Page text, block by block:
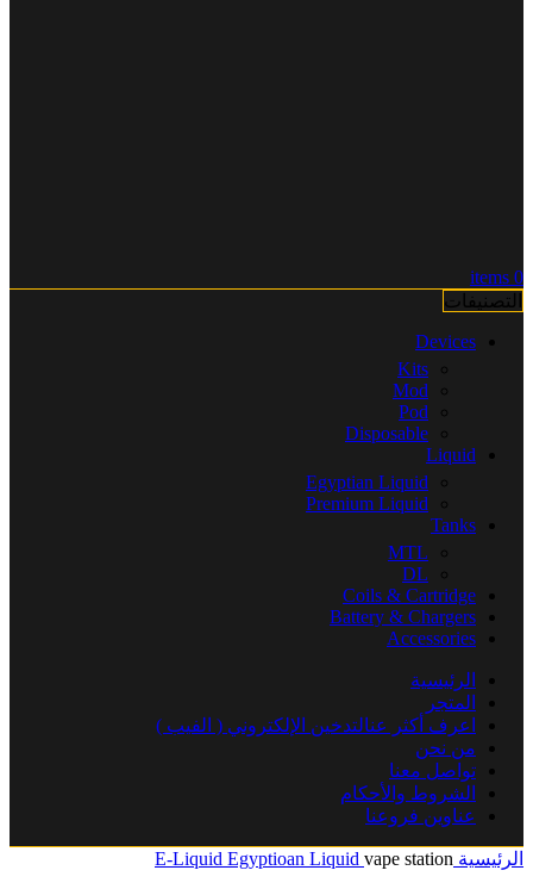
0
items
التصنيفات
Devices
Kits
Mod
Pod
Disposable
Liquid
Egyptian Liquid
Premium Liquid
Tanks
MTL
DL
Coils & Cartridge
Battery & Chargers
Accessories
الرئيسية
المتجر
اعرف أكثر عنالتدخين الإلكتروني ( الفيب )
من نحن
تواصل معنا
الشروط والأحكام
عناوين فروعنا
الرئيسية E-Liquid Egyptioan Liquid vape station